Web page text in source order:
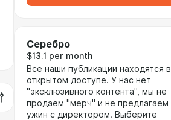
Серебро
$13.1 per month
Все наши публикации находятся в
открытом доступе. У нас нет
"эксклюзивного контента", мы не
продаем "мерч" и не предлагаем
ужин с директором. Выберите